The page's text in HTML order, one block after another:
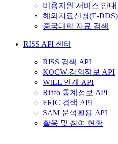
비용지원 서비스 안내
해외자료신청(E-DDS)
중국대학 자료 검색
RISS API 센터
RISS 검색 API
KOCW 강의정보 API
WILL 연계 API
Rinfo 통계정보 API
FRIC 검색 API
SAM 분석활용 API
활용 및 참여 현황